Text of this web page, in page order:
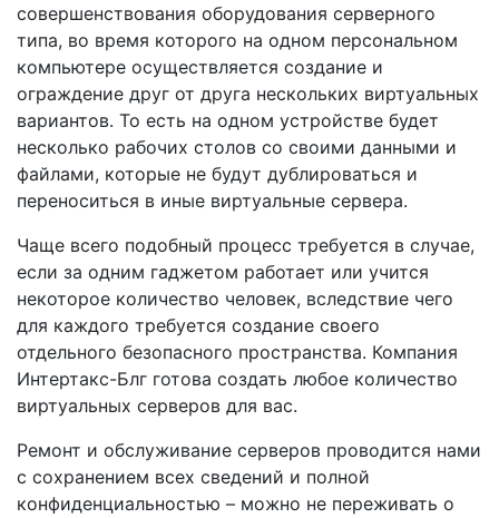
совершенствования оборудования серверного
типа, во время которого на одном персональном
компьютере осуществляется создание и
ограждение друг от друга нескольких виртуальных
вариантов. То есть на одном устройстве будет
несколько рабочих столов со своими данными и
файлами, которые не будут дублироваться и
переноситься в иные виртуальные сервера.
Чаще всего подобный процесс требуется в случае,
если за одним гаджетом работает или учится
некоторое количество человек, вследствие чего
для каждого требуется создание своего
отдельного безопасного пространства. Компания
Интертакс-Блг готова создать любое количество
виртуальных серверов для вас.
Ремонт и обслуживание серверов проводится нами
с сохранением всех сведений и полной
конфиденциальностью – можно не переживать о